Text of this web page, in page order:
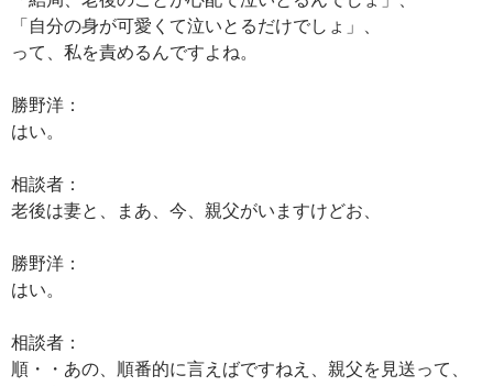
「自分の身が可愛くて泣いとるだけでしょ」、
って、私を責めるんですよね。
勝野洋：
はい。
相談者：
老後は妻と、まあ、今、親父がいますけどお、
勝野洋：
はい。
相談者：
順・・あの、順番的に言えばですねえ、親父を見送って、